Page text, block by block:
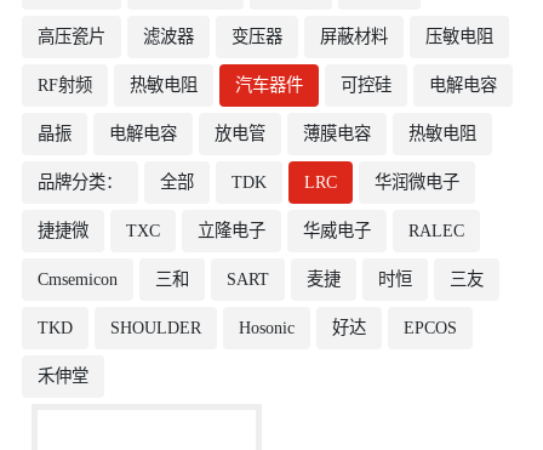
高压瓷片 滤波器 变压器 屏蔽材料 压敏电阻
RF射频 热敏电阻 汽车器件 可控硅 电解电容
晶振 电解电容 放电管 薄膜电容 热敏电阻
品牌分类： 全部 TDK LRC 华润微电子
捷捷微 TXC 立隆电子 华威电子 RALEC
Cmsemicon 三和 SART 麦捷 时恒 三友
TKD SHOULDER Hosonic 好达 EPCOS
禾伸堂